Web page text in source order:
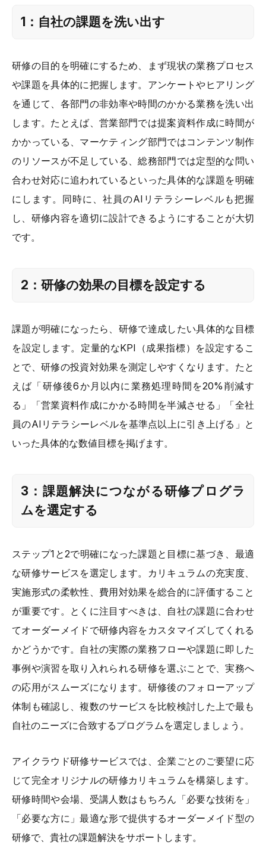
1：自社の課題を洗い出す
研修の目的を明確にするため、まず現状の業務プロセス
や課題を具体的に把握します。アンケートやヒアリング
を通じて、各部門の非効率や時間のかかる業務を洗い出
します。たとえば、営業部門では提案資料作成に時間が
かかっている、マーケティング部門ではコンテンツ制作
のリソースが不足している、総務部門では定型的な問い
合わせ対応に追われているといった具体的な課題を明確
にします。同時に、社員のAIリテラシーレベルも把握
し、研修内容を適切に設計できるようにすることが大切
です。
2：研修の効果の目標を設定する
課題が明確になったら、研修で達成したい具体的な目標
を設定します。定量的なKPI（成果指標）を設定するこ
とで、研修の投資対効果を測定しやすくなります。たと
えば「研修後6か月以内に業務処理時間を20%削減す
る」「営業資料作成にかかる時間を半減させる」「全社
員のAIリテラシーレベルを基準点以上に引き上げる」と
いった具体的な数値目標を掲げます。
3：課題解決につながる研修プログラ
ムを選定する
ステップ1と2で明確になった課題と目標に基づき、最適
な研修サービスを選定します。カリキュラムの充実度、
実施形式の柔軟性、費用対効果を総合的に評価すること
が重要です。とくに注目すべきは、自社の課題に合わせ
てオーダーメイドで研修内容をカスタマイズしてくれる
かどうかです。自社の実際の業務フローや課題に即した
事例や演習を取り入れられる研修を選ぶことで、実務へ
の応用がスムーズになります。研修後のフォローアップ
体制も確認し、複数のサービスを比較検討した上で最も
自社のニーズに合致するプログラムを選定しましょう。
アイクラウド研修サービスでは、企業ごとのご要望に応
じて完全オリジナルの研修カリキュラムを構築します。
研修時間や会場、受講人数はもちろん「必要な技術を」
「必要な方に」最適な形で提供するオーダーメイド型の
研修で、貴社の課題解決をサポートします。